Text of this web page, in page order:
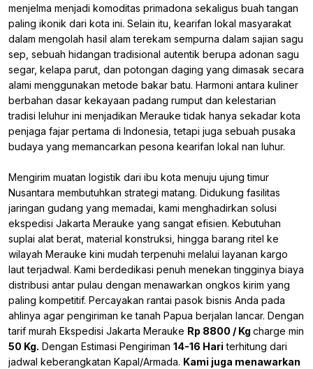
menjelma menjadi komoditas primadona sekaligus buah tangan
paling ikonik dari kota ini. Selain itu, kearifan lokal masyarakat
dalam mengolah hasil alam terekam sempurna dalam sajian sagu
sep, sebuah hidangan tradisional autentik berupa adonan sagu
segar, kelapa parut, dan potongan daging yang dimasak secara
alami menggunakan metode bakar batu. Harmoni antara kuliner
berbahan dasar kekayaan padang rumput dan kelestarian
tradisi leluhur ini menjadikan Merauke tidak hanya sekadar kota
penjaga fajar pertama di Indonesia, tetapi juga sebuah pusaka
budaya yang memancarkan pesona kearifan lokal nan luhur.
Mengirim muatan logistik dari ibu kota menuju ujung timur
Nusantara membutuhkan strategi matang. Didukung fasilitas
jaringan gudang yang memadai, kami menghadirkan solusi
ekspedisi Jakarta Merauke yang sangat efisien. Kebutuhan
suplai alat berat, material konstruksi, hingga barang ritel ke
wilayah Merauke kini mudah terpenuhi melalui layanan kargo
laut terjadwal. Kami berdedikasi penuh menekan tingginya biaya
distribusi antar pulau dengan menawarkan ongkos kirim yang
paling kompetitif. Percayakan rantai pasok bisnis Anda pada
ahlinya agar pengiriman ke tanah Papua berjalan lancar. Dengan
tarif murah Ekspedisi Jakarta Merauke Rp 8800 / Kg charge min
50 Kg. Dengan Estimasi Pengiriman 14-16 Hari terhitung dari
jadwal keberangkatan Kapal/Armada. Kami juga menawarkan